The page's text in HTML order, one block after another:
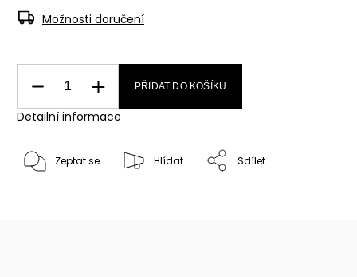
Možnosti doručení
PŘIDAT DO KOŠÍKU
Detailní informace
Zeptat se Hlídat Sdílet